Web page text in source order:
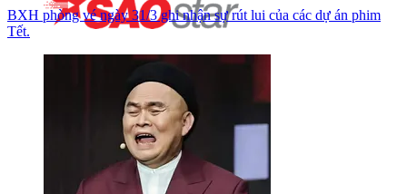
BXH phòng vé ngày 31/3 ghi nhận sự rút lui của các dự án phim
Tết.